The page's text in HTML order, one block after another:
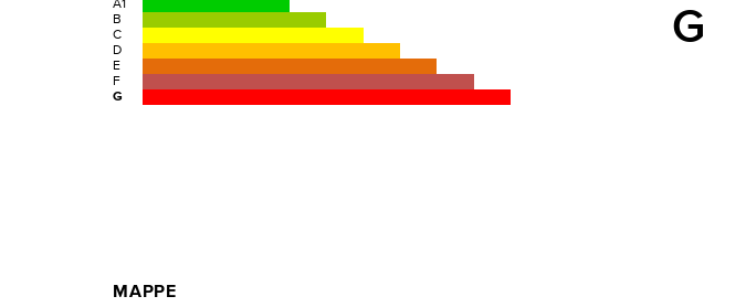
A1
B
C
D
E
F
G
G
MAPPE